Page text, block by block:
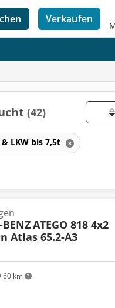
Verkaufen
(42)
LKW bis 7,5t
60 km
BENZATEGO 818 4x2
Atlas 65.2-A3